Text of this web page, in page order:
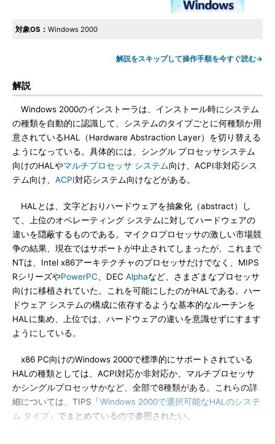
対象OS： Windows 2000
解説をスキップして操作手順を今すぐ読む→
解説
Windows 2000のインストーラは、インストール時にシステム
の種類を自動的に認識して、システムのタイプごとに何種類か用
意されているHAL（Hardware Abstraction Layer）を切り替える
ようになっている。具体的には、シングル プロセッサシステム
向けのHALやマルチプロセッサ システム向け、ACPI非対応シス
テム向け、 ACPI対応システム向けなどがある。
HALとは、文字どおりハードウェアを抽象化（abstract）し
て、上位のオペレーティング システムに対してハードウェアの
違いを隠蔽するものである。マイクロプロセッサの激しい市場競
争の結果、現在ではサポートが中止されてしまったが、これまで
NTは、Intel x86アーキテクチャのプロセッサだけでなく、MIPS
RシリーズやPowerPC 、DEC Alphaなど、さまざまなプロセッサ
向けに移植されていた。これを可能にしたのがHALである。ハー
ドウェア システムの構成に依存するような基本的なルーチンを
HALに集め、上位では、ハードウェアの違いを意識せずにすます
ようにしている。
x86 PC向けのWindows 2000で標準的にサポートされている
HALの種類としては、ACPI対応か非対応か、マルチプロセッサ
かシングルプロセッサかなど、全部で8種類がある。これらの詳
細については、TIPS「 Windows 2000で選択可能なHALのシステ
ム タイプ」でまとめているので参照されたい。